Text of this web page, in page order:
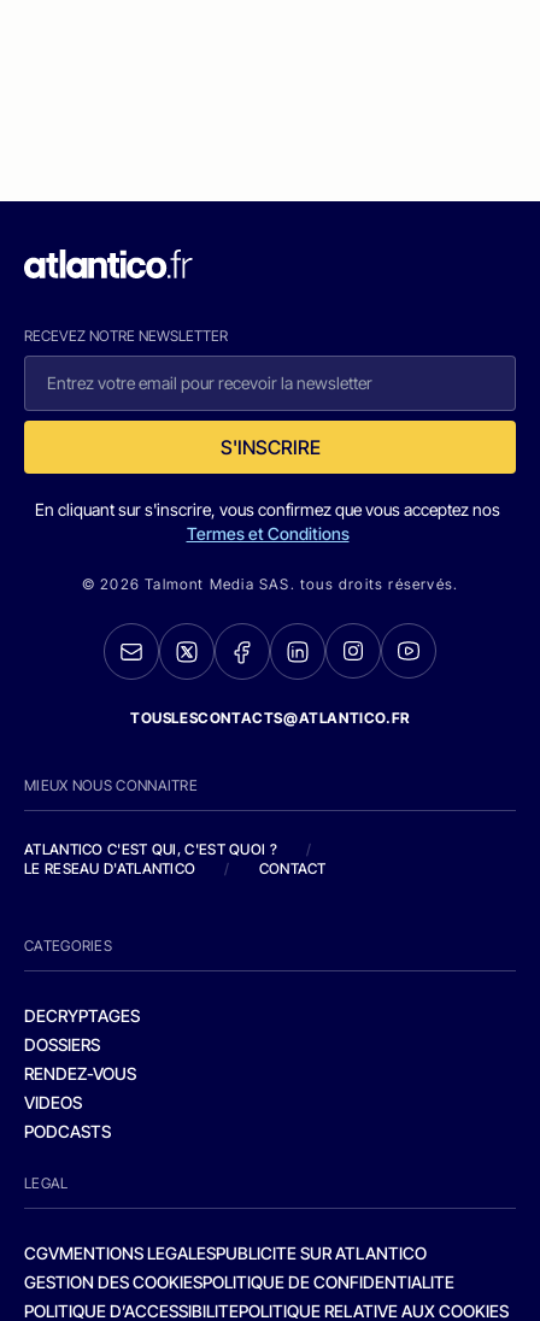
RECEVEZ NOTRE NEWSLETTER
S'INSCRIRE
En cliquant sur s'inscrire, vous confirmez que vous acceptez nos
Termes et Conditions
© 2026 Talmont Media SAS. tous droits réservés.
TOUSLESCONTACTS@ATLANTICO.FR
MIEUX NOUS CONNAITRE
ATLANTICO C'EST QUI, C'EST QUOI ?
/
LE RESEAU D'ATLANTICO
/ CONTACT
CATEGORIES
DECRYPTAGES
DOSSIERS
RENDEZ-VOUS
VIDEOS
PODCASTS
LEGAL
CGVMENTIONS LEGALESPUBLICITE SUR ATLANTICO
GESTION DES COOKIESPOLITIQUE DE CONFIDENTIALITE
POLITIQUE D’ACCESSIBILITEPOLITIQUE RELATIVE AUX COOKIES